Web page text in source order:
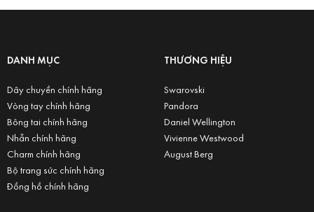
DANH MỤC
Dây chuyền chính hãng
Vòng tay chính hãng
Bông tai chính hãng
Nhẫn chính hãng
Charm chính hãng
Bộ trang sức chính hãng
Đồng hồ chính hãng
THƯƠNG HIỆU
Swarovski
Pandora
Daniel Wellington
Vivienne Westwood
August Berg